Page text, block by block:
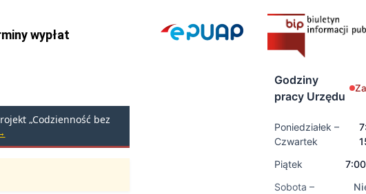
wypłat
„Codzienność bez
Godziny
pracy Urzędu
Poniedziałek –
Czwartek
Piątek
Sobota –